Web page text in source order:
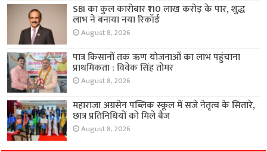
SBI का कुल कारोबार ₹110 लाख करोड़ के पार, शुद्ध
लाभ ने बनाया नया रिकॉर्ड
August 8, 2026
पात्र किसानों तक ऋण योजनाओं का लाभ पहुंचाना
प्राथमिकता : विवेक सिंह तोमर
August 8, 2026
महाराजा अग्रसेन पब्लिक स्कूल में सजे नेतृत्व के सितारे,
छात्र प्रतिनिधियों को मिले बैज
August 8, 2026